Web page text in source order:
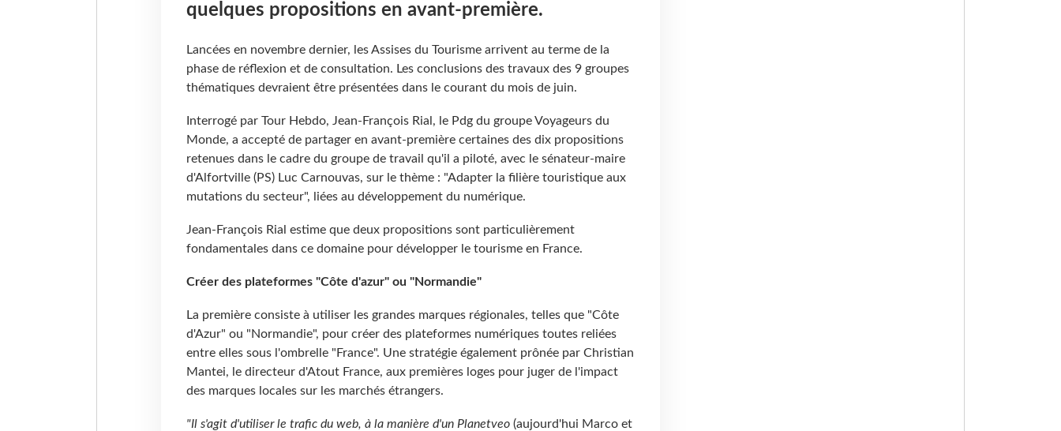
quelques propositions en avant-première.
Lancées en novembre dernier, les Assises du Tourisme arrivent au terme de la
phase de réflexion et de consultation. Les conclusions des travaux des 9 groupes
thématiques devraient être présentées dans le courant du mois de juin.
Interrogé par Tour Hebdo, Jean-François Rial, le Pdg du groupe Voyageurs du
Monde, a accepté de partager en avant-première certaines des dix propositions
retenues dans le cadre du groupe de travail qu'il a piloté, avec le sénateur-maire
d'Alfortville (PS) Luc Carnouvas, sur le thème : "Adapter la filière touristique aux
mutations du secteur", liées au développement du numérique.
Jean-François Rial estime que deux propositions sont particulièrement
fondamentales dans ce domaine pour développer le tourisme en France.
Créer des plateformes "Côte d'azur" ou "Normandie"
La première consiste à utiliser les grandes marques régionales, telles que "Côte
d'Azur" ou "Normandie", pour créer des plateformes numériques toutes reliées
entre elles sous l'ombrelle "France". Une stratégie également prônée par Christian
Mantei, le directeur d'Atout France, aux premières loges pour juger de l'impact
des marques locales sur les marchés étrangers.
"Il s'agit d'utiliser le trafic du web, à la manière d'un Planetveo (aujourd'hui Marco et